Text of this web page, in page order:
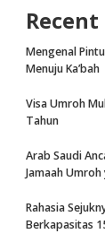
Recent
Mengenal
Menuju Ka’bah
Visa Umroh
Tahun
Arab Saudi
Jamaah
Rahasia
Berkapasitas